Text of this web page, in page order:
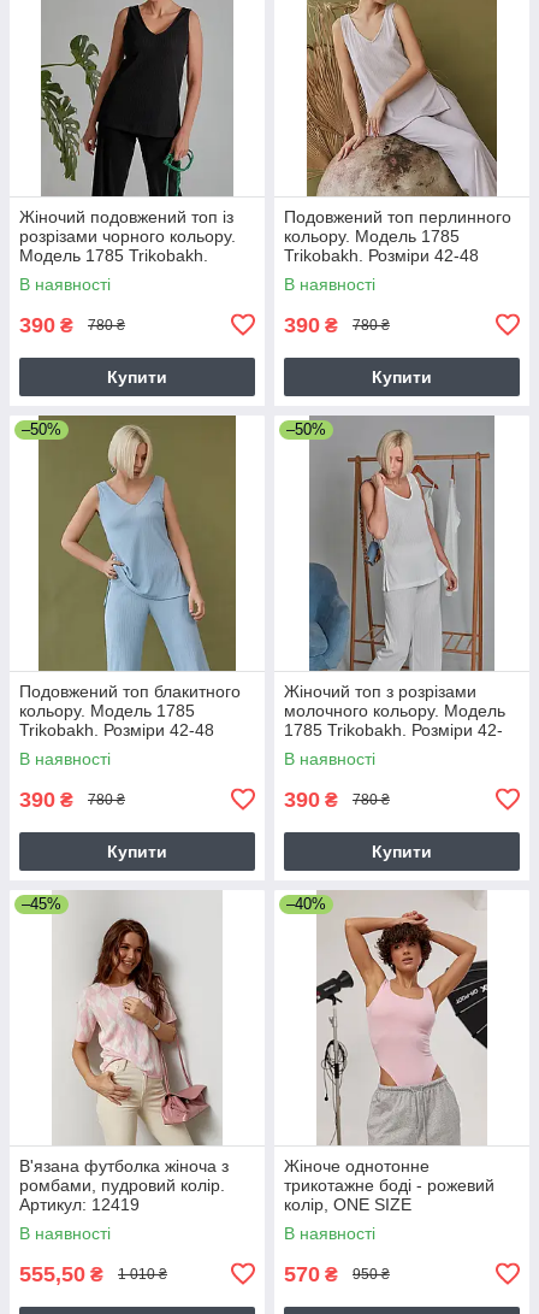
Жіночий подовжений топ із
розрізами чорного кольору.
Модель 1785 Trikobakh.
Розмір 42-44
В наявності
390 ₴ 780 ₴
Купити
Подовжений топ перлинного
кольору. Модель 1785
Trikobakh. Розміри 42-48
В наявності
390 ₴ 780 ₴
Купити
–50%
Подовжений топ блакитного
кольору. Модель 1785
Trikobakh. Розміри 42-48
В наявності
390 ₴ 780 ₴
Купити
–50%
Жіночий топ з розрізами
молочного кольору. Модель
1785 Trikobakh. Розміри 42-
48
В наявності
390 ₴ 780 ₴
Купити
–45%
В'язана футболка жіноча з
ромбами, пудровий колір.
Артикул: 12419
В наявності
555,50 ₴ 1 010 ₴
–40%
Жіноче однотонне
трикотажне боді - рожевий
колір, ONE SIZE
В наявності
570 ₴ 950 ₴